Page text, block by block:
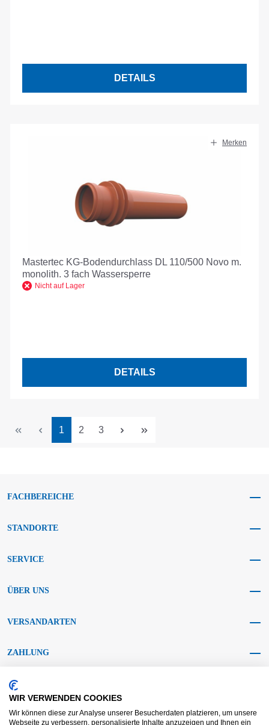
DETAILS
Merken
Mastertec KG-Bodendurchlass DL 110/500 Novo m.
monolith. 3 fach Wassersperre
Nicht auf Lager
DETAILS
Seite
1 Seite
2 Seite
3
FACHBEREICHE
STANDORTE
SERVICE
ÜBER UNS
VERSANDARTEN
ZAHLUNG
SOCIAL MEDIA
WIR VERWENDEN COOKIES
Wir können diese zur Analyse unserer Besucherdaten platzieren, um unsere
Webseite zu verbessern, personalisierte Inhalte anzuzeigen und Ihnen ein